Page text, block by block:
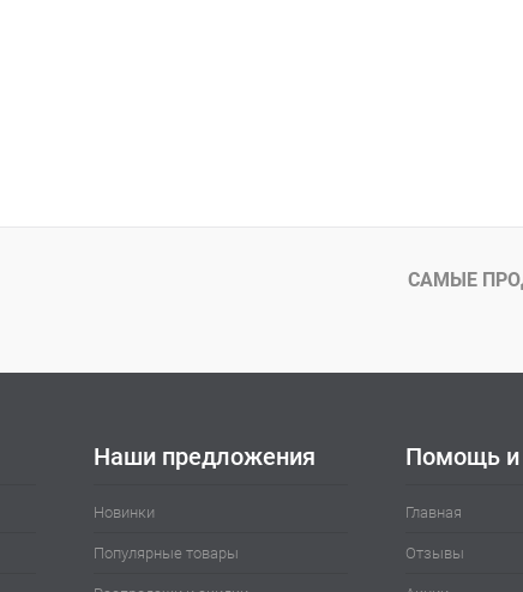
САМЫЕ
Наши предложения
Новинки
Популярные товары
Помощь и
Главная
Отзывы